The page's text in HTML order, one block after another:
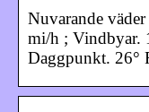
Nuvarande
mi/h ; Vindbyar.
Daggpunkt. 26°